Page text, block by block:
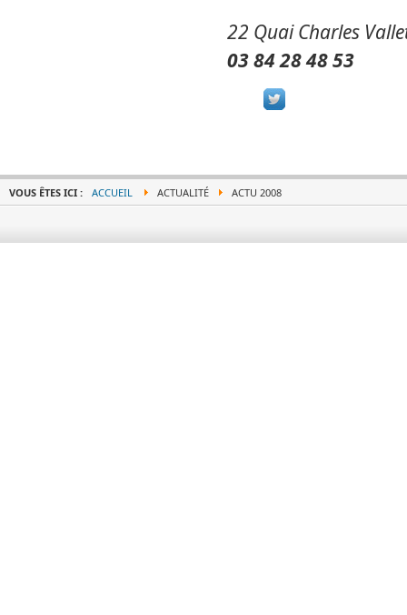
22 Quai Charles
03 84 28 48 53
VOUS ÊTES ICI : ACCUEIL ACTUALITÉ ACTU 2008